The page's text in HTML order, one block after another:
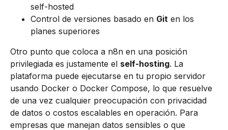
self-hosted
Control de versiones basado en Git en los
planes superiores
Otro punto que coloca a n8n en una posición
privilegiada es justamente el self-hosting. La
plataforma puede ejecutarse en tu propio servidor
usando Docker o Docker Compose, lo que resuelve
de una vez cualquier preocupación con privacidad
de datos o costos escalables en operación. Para
empresas que manejan datos sensibles o que